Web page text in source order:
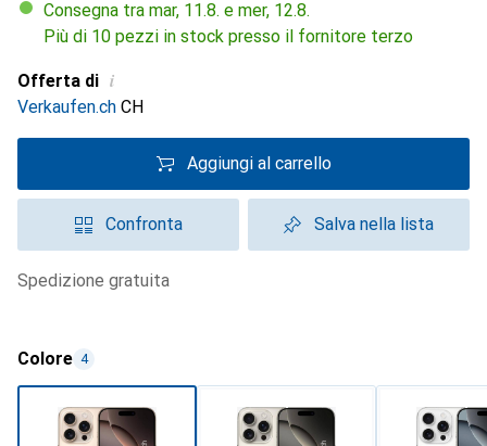
Consegna tra mar, 11.8. e mer, 12.8.
Più di 10 pezzi in stock presso il fornitore terzo
Offerta di i
Verkaufen.ch CH
Aggiungi al carrello
Confronta Salva nella lista
spedizione gratuita
Colore 4